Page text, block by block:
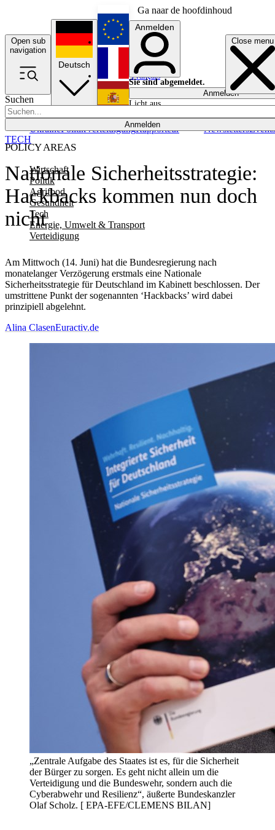
Ga naar de hoofdinhoud
Open sub
navigation
Close menu
Suchen
Anmelden
POLICY AREAS
Wirtschaft
Politik
Agrifood
Gesundheit
Tech
Energie, Umwelt & Transport
Verteidigung
UkrainePolitikVerteidigungRapporteur NewslettersEvents
Deutsch
English
Français
Anmelden
Sie sind abgemeldet.
Anmelden
Licht aus
Nationale Sicherheitsstrategie:
Hackbacks kommen nun doch
nicht
Am Mittwoch (14. Juni) hat die Bundesregierung nach
monatelanger Verzögerung erstmals eine Nationale
Sicherheitsstrategie für Deutschland im Kabinett beschlossen. Der
umstrittene Punkt der sogenannten ‘Hackbacks’ wird dabei
prinzipiell abgelehnt.
TECH
Alina ClasenEuractiv.de
„Zentrale Aufgabe des Staates ist es, für die Sicherheit
der Bürger zu sorgen. Es geht nicht allein um die
Verteidigung und die Bundeswehr, sondern auch die
Cyberabwehr und Resilienz“, äußerte Bundeskanzler
Olaf Scholz. [ EPA-EFE/CLEMENS BILAN]